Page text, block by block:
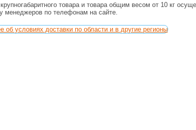
товара и товара общим весом от 10 кг
менеджеров по телефонам на сайте.
об условиях доставки по области и в другие регионы